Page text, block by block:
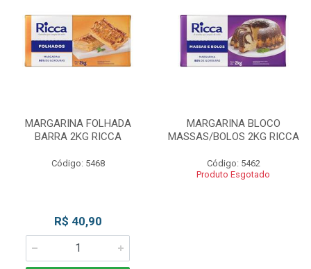
MARGARINA FOLHADA
BARRA 2KG RICCA
Código: 5468
R$ 40,90
MARGARINA BLOCO
MASSAS/BOLOS 2KG RICCA
Código: 5462
Produto Esgotado